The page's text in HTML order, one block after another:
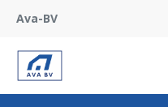
Ava-BV